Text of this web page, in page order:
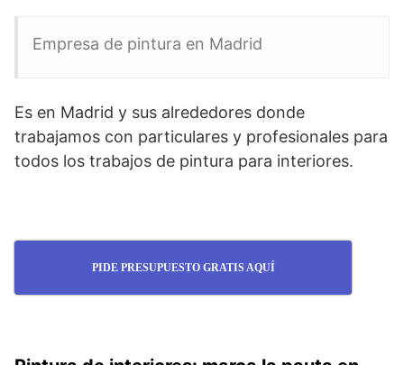
Empresa de pintura en Madrid
Es en Madrid y sus alrededores donde
trabajamos con particulares y profesionales para
todos los trabajos de pintura para interiores.
PIDE PRESUPUESTO GRATIS AQUÍ